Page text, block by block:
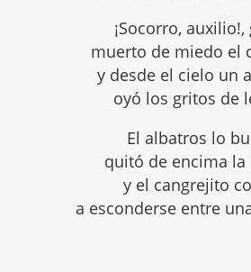
¡Socorro, auxilio!,
muerto de miedo el
y desde el cielo un
oyó los gritos de
El albatros lo
quitó de encima la
y el cangrejito
a esconderse entre